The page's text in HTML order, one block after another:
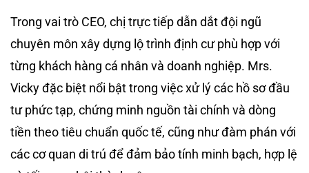
Trong vai trò CEO, chị trực tiếp dẫn dắt đội ngũ
chuyên môn xây dựng lộ trình định cư phù hợp với
từng khách hàng cá nhân và doanh nghiệp. Mrs.
Vicky đặc biệt nổi bật trong việc xử lý các hồ sơ đầu
tư phức tạp, chứng minh nguồn tài chính và dòng
tiền theo tiêu chuẩn quốc tế, cũng như đàm phán với
các cơ quan di trú để đảm bảo tính minh bạch, hợp lệ